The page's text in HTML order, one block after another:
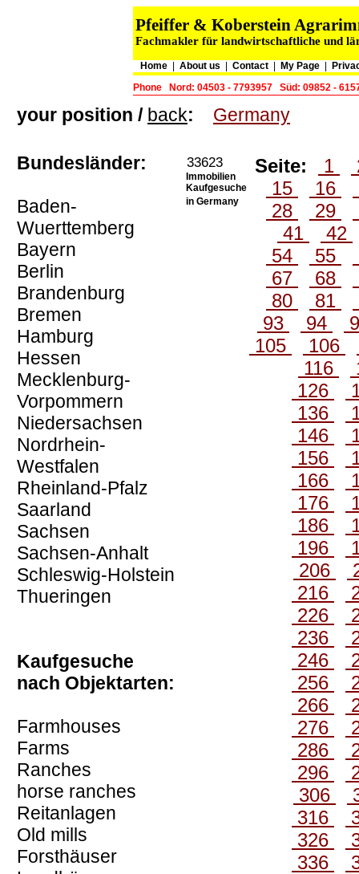
Pfeiffer & Koberstein
Fachmakler für landwirtschaftliche und
Home| About us Contact| My Page
Phone
Nord: 04503 - 7793957 Süd: 09852 -
your position / back: Germany
Bundesländer:
Baden-
Wuerttemberg
Bayern
Berlin
Brandenburg
Bremen
Hamburg
Hessen
Mecklenburg-
Vorpommern
Niedersachsen
Nordrhein-
Westfalen
Rheinland-Pfalz
Saarland
Sachsen
Sachsen-Anhalt
Schleswig-Holstein
Thueringen
Kaufgesuche
nach Objektarten:
Farmhouses
Farms
Ranches
horse ranches
Reitanlagen
Old mills
Forsthäuser
33623
Immobilien
Kaufgesuche
in Germany
Seite: 1
15
16
28
29
41
42
54
55
67
68
80
81
93
94
105
106
116
126
136
146
156
166
176
186
196
206
216
226
236
246
256
266
276
286
296
306
316
326
336